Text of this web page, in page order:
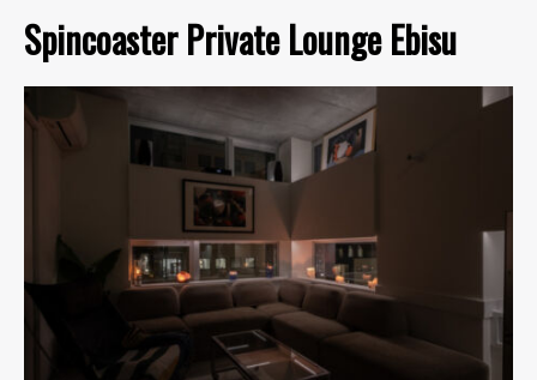
Spincoaster Private Lounge Ebisu